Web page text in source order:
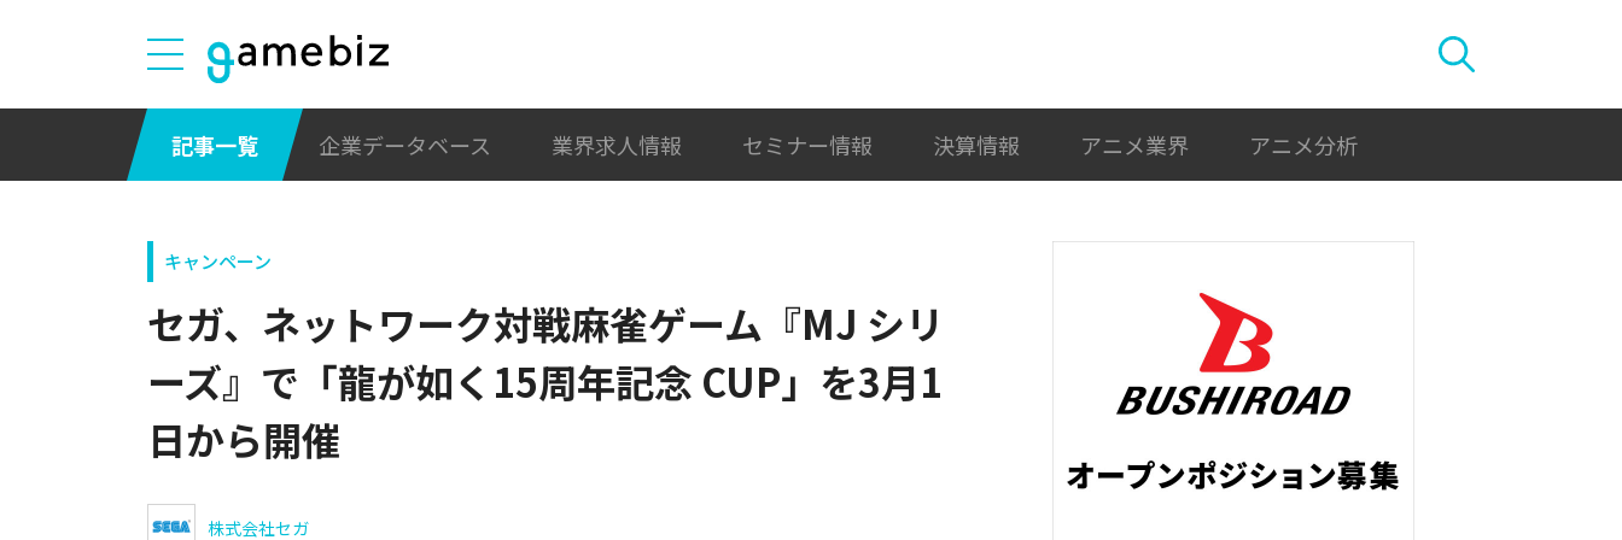
記事一覧 企業データベース 業界求人情報 セミナー情報 決算情報 アニメ業界 アニメ分析
キャンペーン
セガ、ネットワーク対戦麻雀ゲーム『MJ シリ
ーズ』で「龍が如く15周年記念 CUP」を3月1
日から開催
株式会社セガ